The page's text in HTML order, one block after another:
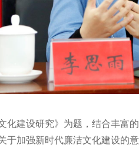
化建设研究》为题，结合丰富
于加强新时代廉洁文化建设的